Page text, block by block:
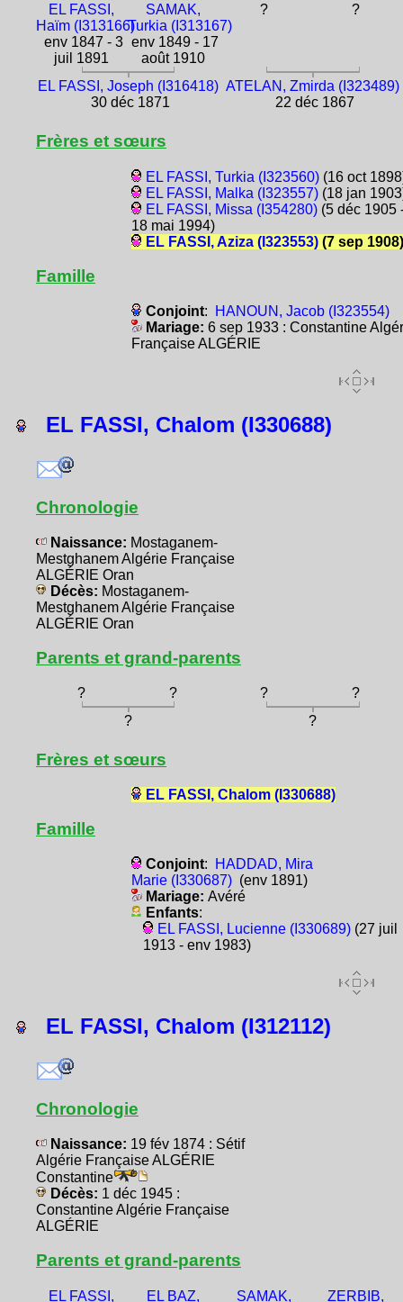
EL FASSI,
Haïm (I313166)
env 1847 - 3
juil 1891
SAMAK,
Turkia (I313167)
env 1849 - 17
août 1910
? ?
EL FASSI, Joseph (I316418)
30 déc 1871
ATELAN, Zmirda (I323489)
22 déc 1867
Frères et sœurs
EL FASSI, Turkia (I323560)(16 oct
EL FASSI, Malka (I323557)(18 jan
EL FASSI, Missa (I354280)(5 déc 1905
18 mai 1994)
EL FASSI, Aziza (I323553)(7 sep 1908)
Famille
Conjoint:
HANOUN, Jacob (I323554)
Mariage: 6 sep 1933 : Constantine
Française ALGÉRIE
EL FASSI, Chalom (I330688)
Chronologie
Naissance: Mostaganem-
Mestghanem Algérie Française
ALGÉRIE Oran
Décès: Mostaganem-
Mestghanem Algérie Française
ALGÉRIE Oran
Parents et grand-parents
? ? ?
?
?
?
Frères et sœurs
EL FASSI, Chalom (I330688)
Famille
Conjoint:
HADDAD, Mira
Marie (I330687)(env 1891)
Mariage: Avéré
Enfants:
EL FASSI, Lucienne (I330689)(27 juil
1913 - env 1983)
EL FASSI, Chalom (I312112)
Chronologie
Naissance: 19 fév 1874 : Sétif
Algérie Française ALGÉRIE
Constantine
Décès: 1 déc 1945 :
Constantine Algérie Française
ALGÉRIE
Parents et grand-parents
EL FASSI, EL BAZ, SAMAK, ZERBIB,